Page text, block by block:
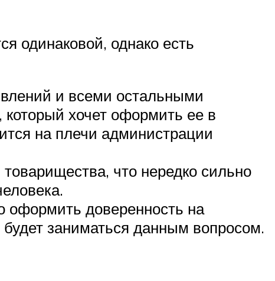
одинаковой, однако есть
и всеми остальными
который хочет оформить ее в
на плечи администрации
что нередко сильно
оформить доверенность на
заниматься данным вопросом.